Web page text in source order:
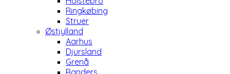
Ringkøbing
Struer
Østjylland
Aarhus
Djursland
Grenå
Randers